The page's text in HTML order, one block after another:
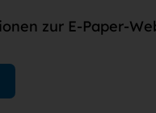
zur E-Paper-